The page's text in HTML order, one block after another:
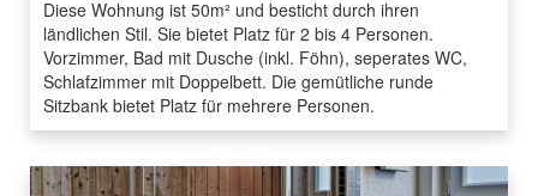
Diese Wohnung ist 50m² und besticht durch ihren
ländlichen Stil. Sie bietet Platz für 2 bis 4 Personen.
Vorzimmer, Bad mit Dusche (inkl. Föhn), seperates WC,
Schlafzimmer mit Doppelbett. Die gemütliche runde
Sitzbank bietet Platz für mehrere Personen.